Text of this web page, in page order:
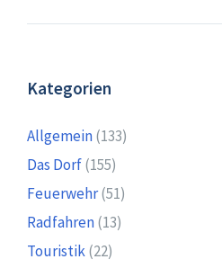
Beiträge
Kategorien
Allgemein(133)
Das Dorf(155)
Feuerwehr(51)
Radfahren(13)
Touristik(22)